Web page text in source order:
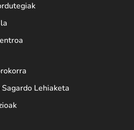
Lehiaketa